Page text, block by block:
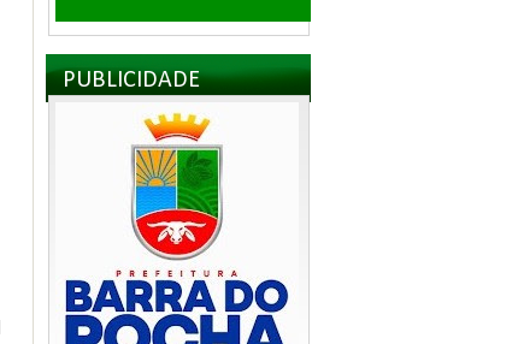
PUBLICIDADE